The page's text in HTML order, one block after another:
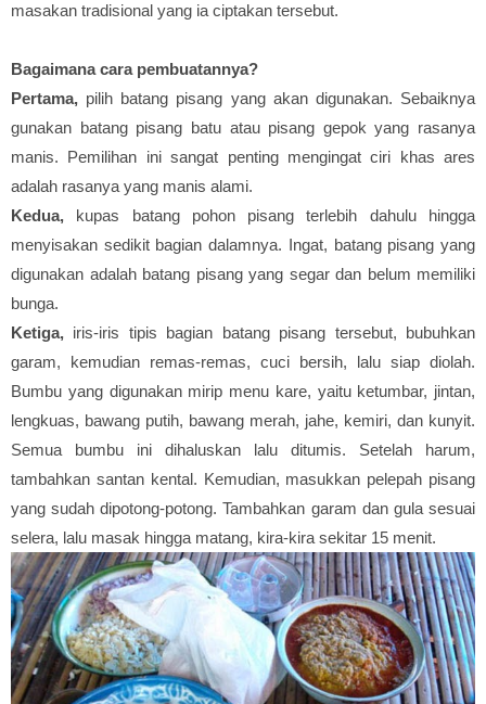
masakan tradisional yang ia ciptakan tersebut.
Bagaimana cara pembuatannya?
Pertama, pilih batang pisang yang akan digunakan. Sebaiknya
gunakan batang pisang batu atau pisang gepok yang rasanya
manis. Pemilihan ini sangat penting mengingat ciri khas ares
adalah rasanya yang manis alami.
Kedua, kupas batang pohon pisang terlebih dahulu hingga
menyisakan sedikit bagian dalamnya. Ingat, batang pisang yang
digunakan adalah batang pisang yang segar dan belum memiliki
bunga.
Ketiga, iris-iris tipis bagian batang pisang tersebut, bubuhkan
garam, kemudian remas-remas, cuci bersih, lalu siap diolah.
Bumbu yang digunakan mirip menu kare, yaitu ketumbar, jintan,
lengkuas, bawang putih, bawang merah, jahe, kemiri, dan kunyit.
Semua bumbu ini dihaluskan lalu ditumis. Setelah harum,
tambahkan santan kental. Kemudian, masukkan pelepah pisang
yang sudah dipotong-potong. Tambahkan garam dan gula sesuai
selera, lalu masak hingga matang, kira-kira sekitar 15 menit.